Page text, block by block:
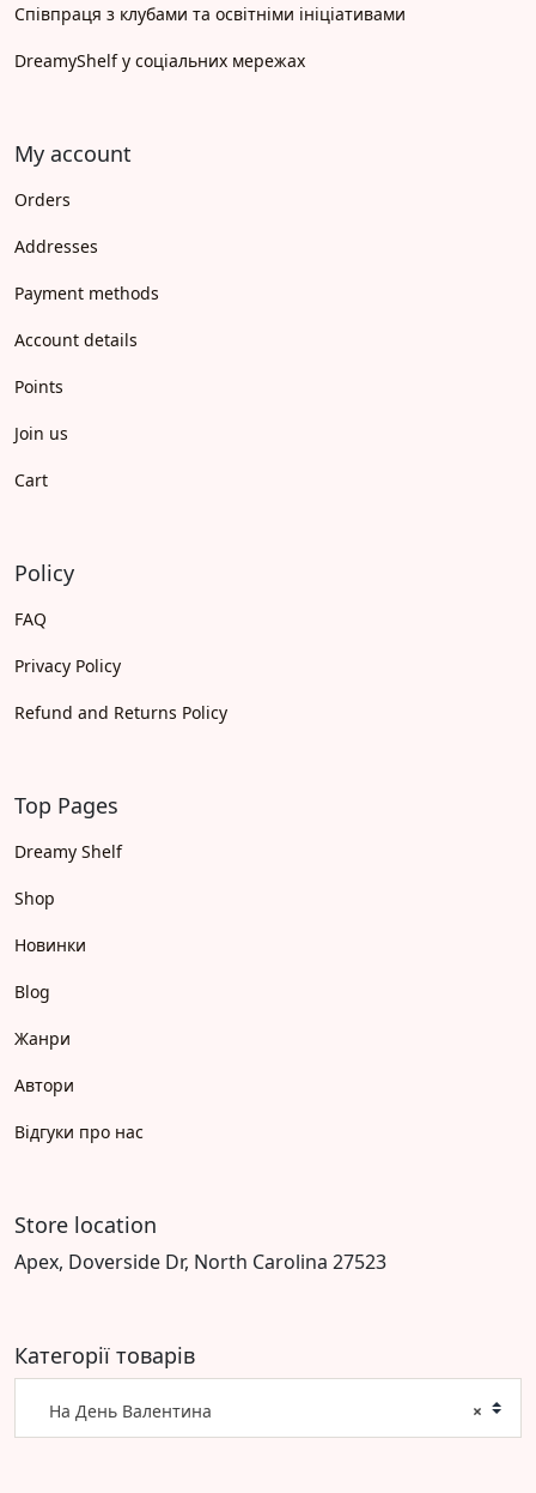
Співпраця з клубами та освітніми ініціативами
DreamyShelf у соціальних мережах
My account
Orders
Addresses
Payment methods
Account details
Points
Join us
Cart
Policy
FAQ
Privacy Policy
Refund and Returns Policy
Top Pages
Dreamy Shelf
Shop
Новинки
Blog
Жанри
Автори
Відгуки про нас
Store location
Apex, Doverside Dr, North Carolina 27523
Категорії товарів
×
На День Валентина